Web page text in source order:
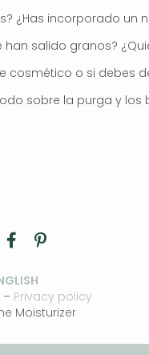
¿Has incorporado un
han salido granos?
cosmético o si debes
sobre la purga y los
– Privacy policy
Moisturizer